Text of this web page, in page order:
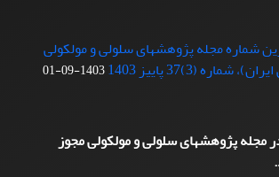
شماره مجله پژوهشهای سلولی و مولکولی
(3)37 پاییز 1403
1403-09-01
مجله پژوهشهای سلولی و مولکولی مجوز